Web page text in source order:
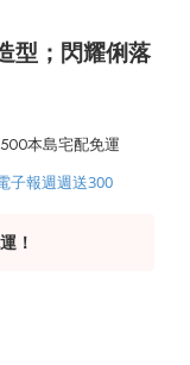
型；閃耀俐落
本島宅配免運
子報週週送300
！